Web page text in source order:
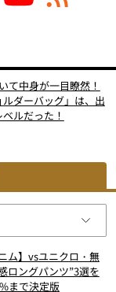
て中身が一目瞭然！
ダーバッグ」は、出
ルだった！
ム】vsユニクロ・無
ロングパンツ”3選を
まで決定版